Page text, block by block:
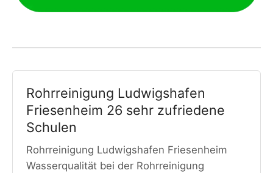
Rohrreinigung Ludwigshafen
Friesenheim 26 sehr zufriedene
Schulen
Rohrreinigung Ludwigshafen Friesenheim
Wasserqualität bei der Rohrreinigung